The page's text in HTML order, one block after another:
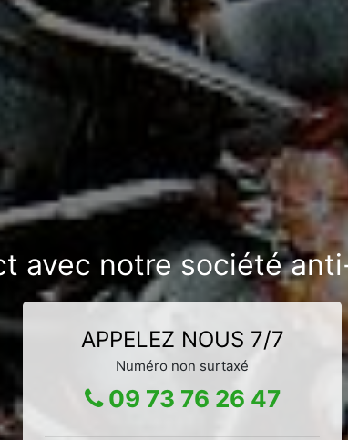
avec notre société
APPELEZ NOUS 7/7
Numéro non surtaxé
09 73 76 26 47